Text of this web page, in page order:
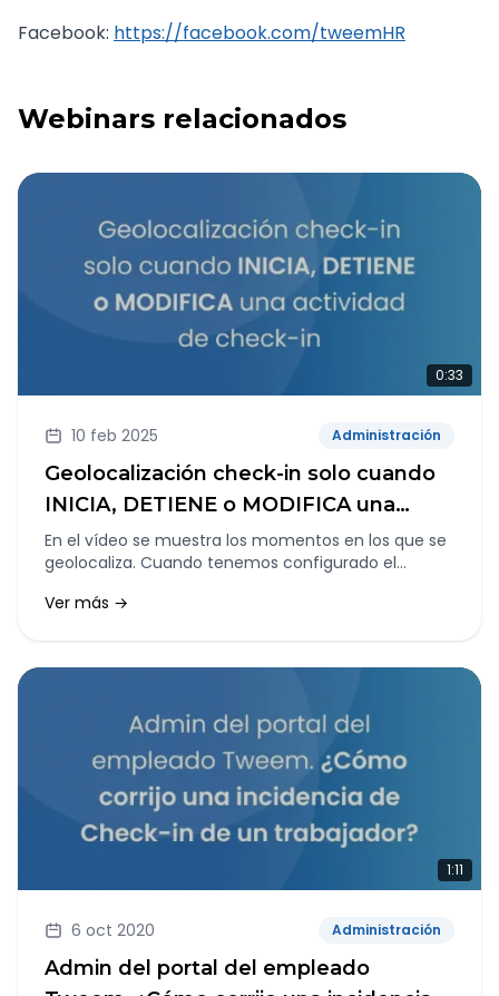
Facebook: https://facebook.com/tweemHR
Webinars relacionados
0:33
10 feb 2025 Administración
Geolocalización check-in solo cuando
INICIA, DETIENE o MODIFICA una
actividad de check-in
En el vídeo se muestra los momentos en los que se
geolocaliza. Cuando tenemos configurado el
momento en el que te encuentras cuando has
Ver más →
1:11
6 oct 2020 Administración
Admin del portal del empleado